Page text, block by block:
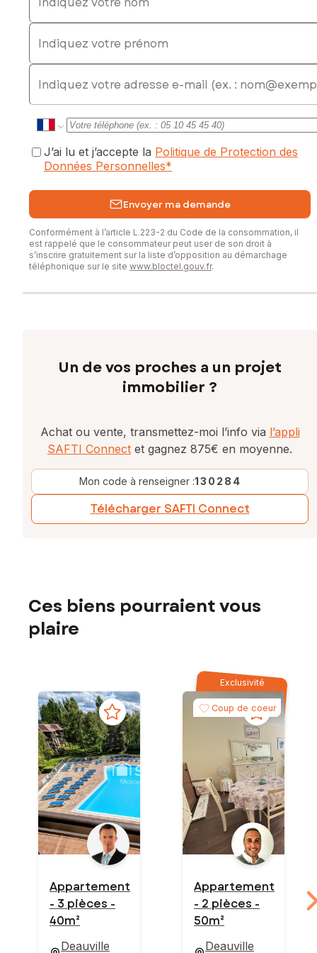
Indiquez votre prénom
E-mail
J’ai lu et j’accepte la Politique de Protection des
Données Personnelles*
Envoyer ma demande
Conformément à l’article L.223-2 du Code de la consommation, il
est rappelé que le consommateur peut user de son droit à
s’inscrire gratuitement sur la liste d’opposition au démarchage
téléphonique sur le site www.bloctel.gouv.fr.
Un de vos proches a un projet
immobilier ?
Achat ou vente, transmettez-moi l’info via l’appli
SAFTI Connect et gagnez 875€ en moyenne.
Mon code à renseigner :130284
Télécharger SAFTI Connect
Ces biens pourraient vous
plaire
Appartement
- 3 pièces -
40m²
Deauville
Exclusivité
Coup de coeur
Appartement
- 2 pièces -
50m²
Deauville